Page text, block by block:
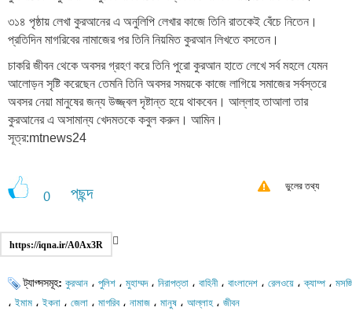
৩১৪ পৃষ্ঠায় লেখা কুরআনের এ অনুলিপি লেখার কাজে তিনি রাতকেই বেঁচে নিতেন।
প্রতিদিন মাগরিবের নামাজের পর তিনি নিয়মিত কুরআন লিখতে বসতেন।
চাকরি জীবন থেকে অবসর গ্রহণ করে তিনি পুরো কুরআন হাতে লেখে সর্ব মহলে যেমন
আলোড়ন সৃষ্টি করেছেন তেমনি তিনি অবসর সময়কে কাজে লাগিয়ে সমাজের সর্বস্তরে
অবসর নেয়া মানুষের জন্য উজ্জ্বল দৃষ্টান্ত হয়ে থাকবেন। আল্লাহ তাআলা তার
কুরআনের এ অসামান্য খেদমতকে কবুল করুন। আমিন।
সূত্র:mtnews24
0 পছন্দ ভুলের তথ্য
https://iqna.ir/A0Ax3R
ট্যাগ্সসমূহ: কুরআন ، পুলিশ ، মুহাম্মদ، নিরাপত্তা ، বাহিনী، বাংলাদেশ ، রেলওয়ে ،ক্যাম্প،
،ইমাম ،ইকনা ، জেলা ، মাগরিব ، নামাজ ، মানুষ ، আল্লাহ ، জীবন